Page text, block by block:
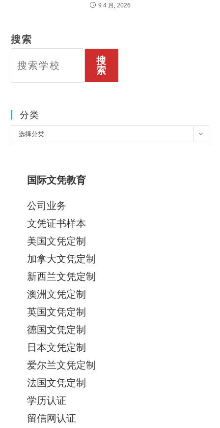
9 4 月, 2026
搜索
搜
索
分类
类
选择分类
国际文凭教育
公司业务
文凭证书样本
美国文凭定制
加拿大文凭定制
新西兰文凭定制
澳洲文凭定制
英国文凭定制
德国文凭定制
日本文凭定制
爱尔兰文凭定制
法国文凭定制
学历认证
留信网认证